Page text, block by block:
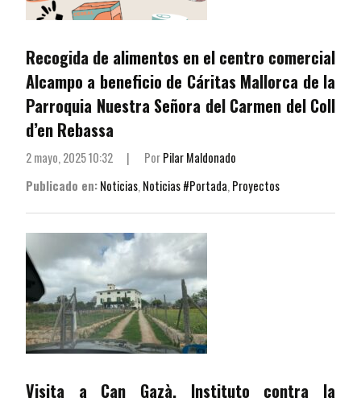
Recogida de alimentos en el centro comercial
Alcampo a beneficio de Cáritas Mallorca de la
Parroquia Nuestra Señora del Carmen del Coll
d’en Rebassa
2 mayo, 2025 10:32 | PorPilar Maldonado
Publicado en:Noticias, Noticias #Portada, Proyectos
Visita a Can Gazà. Instituto contra la